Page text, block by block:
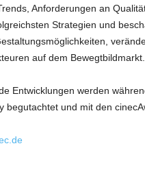
Anforderungen an
Strategien und
auf dem Bewegtbildmarkt.
Entwicklungen werden
begutachtet und mit den